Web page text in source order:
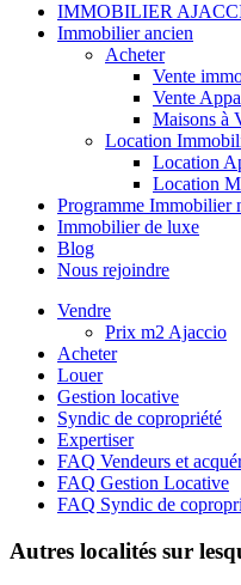
IMMOBILIER
Immobilier ancien
Acheter
Vente
Vente
Maisons à
Location
Location
Location
Programme Immobilier
Immobilier de luxe
Blog
Nous rejoindre
Vendre
Prix m2 Ajaccio
Acheter
Louer
Gestion locative
Syndic de copropriété
Expertiser
FAQ Vendeurs et
FAQ Gestion Locative
FAQ Syndic de
Autres localités sur